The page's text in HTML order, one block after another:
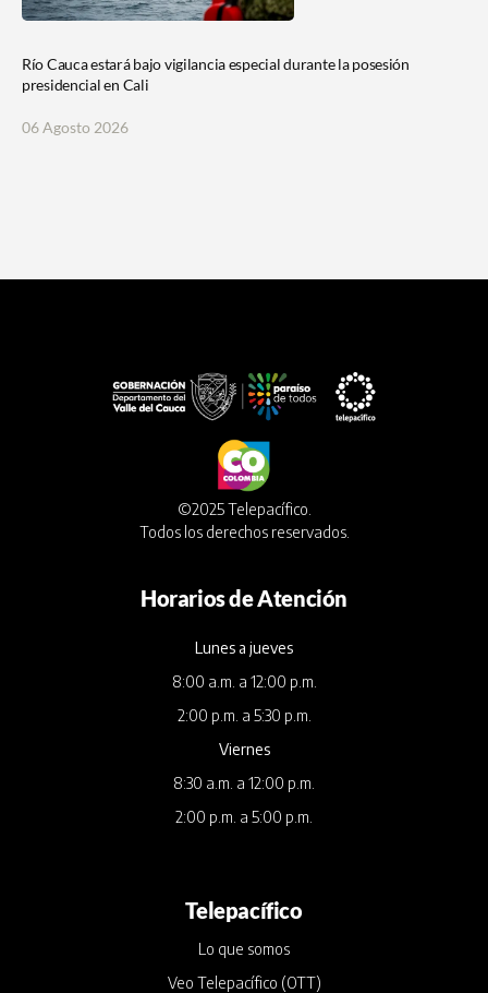
Río Cauca estará bajo vigilancia especial durante la posesión
presidencial en Cali
06 Agosto 2026
©2025 Telepacífico.
Todos los derechos reservados.
Horarios de Atención
Lunes a jueves
8:00 a.m. a 12:00 p.m.
2:00 p.m. a 5:30 p.m.
Viernes
8:30 a.m. a 12:00 p.m.
2:00 p.m. a 5:00 p.m.
Telepacífico
Lo que somos
Veo Telepacífico (OTT)